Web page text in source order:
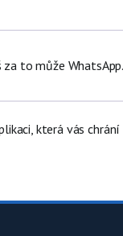
to může
která vás